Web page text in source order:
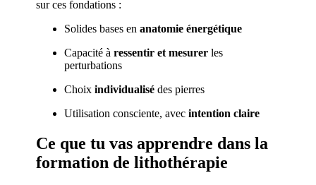
sur ces fondations :
Solides bases enanatomie énergétique
Capacité àressentir et mesurer les
perturbations
Choixindividualisé des pierres
Utilisation consciente, avecintention claire
Ce que tu vas apprendre dans la
formation de lithothérapie